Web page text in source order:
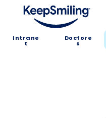
Intrane
t
Doctore
s